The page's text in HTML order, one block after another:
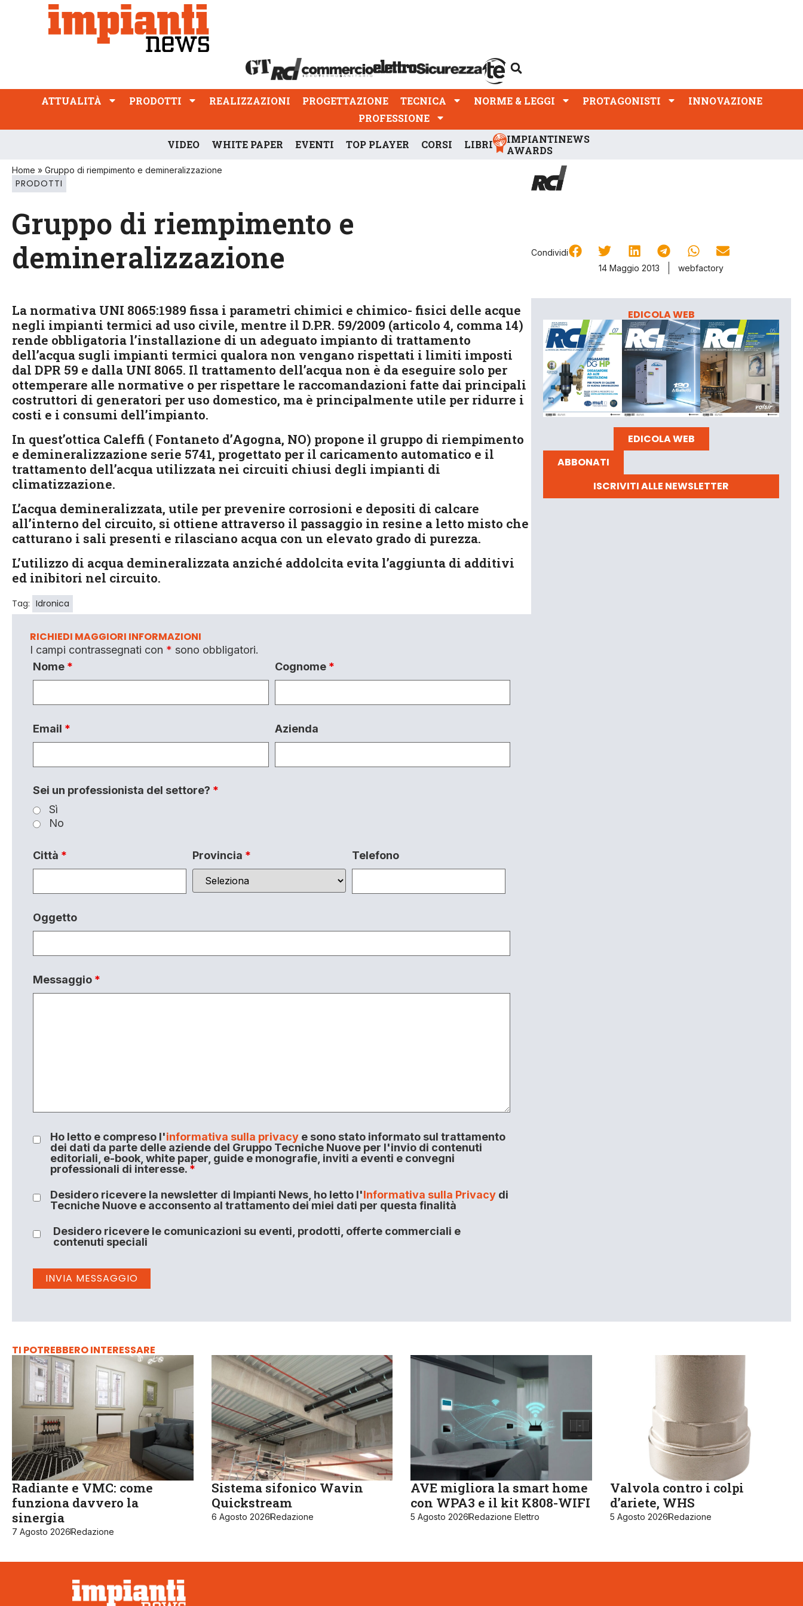
ATTUALITÀ PRODOTTI REALIZZAZIONI
PROFESSIONE
ATTUALITÀ PRODOTTI REALIZZAZIONI PROGETTAZIONE TECNICA NORME & LEGGI PROTAGONISTI
INNOVAZIONE
PROFESSIONE
VIDEO WHITE PAPER EVENTI TOP PLAYER CORSI LIBRI
IMPIANTINEWS
AWARDS
Home » Gruppo di riempimento e demineralizzazione
PRODOTTI
Gruppo di riempimento e
demineralizzazione
Condividi
14 Maggio 2013
webfactory
La normativa UNI 8065:1989 fissa i parametri chimici e chimico- fisici delle acque
negli impianti termici ad uso civile, mentre il D.P.R. 59/2009 (articolo 4, comma 14)
rende obbligatoria l’installazione di un adeguato impianto di trattamento
dell’acqua sugli impianti termici qualora non vengano rispettati i limiti imposti
dal DPR 59 e dalla UNI 8065. Il trattamento dell’acqua non è da eseguire solo per
ottemperare alle normative o per rispettare le raccomandazioni fatte dai principali
costruttori di generatori per uso domestico, ma è principalmente utile per ridurre i
costi e i consumi dell’impianto.
In quest’ottica Caleffi ( Fontaneto d’Agogna, NO) propone il gruppo di riempimento
e demineralizzazione serie 5741, progettato per il caricamento automatico e il
trattamento dell’acqua utilizzata nei circuiti chiusi degli impianti di
climatizzazione.
L’acqua demineralizzata, utile per prevenire corrosioni e depositi di calcare
all’interno del circuito, si ottiene attraverso il passaggio in resine a letto misto che
catturano i sali presenti e rilasciano acqua con un elevato grado di purezza.
L’utilizzo di acqua demineralizzata anziché addolcita evita l’aggiunta di additivi
ed inibitori nel circuito.
Tag: Idronica
RICHIEDI MAGGIORI INFORMAZIONI
I campi contrassegnati con * sono obbligatori.
Nome * Cognome *
Email * Azienda
Sei un professionista del settore? *
Sì
No
Città * Provincia * Telefono
Oggetto
Messaggio *
Ho letto e compreso l'informativa sulla privacye sono stato informato sul trattamento
dei dati da parte delle aziende del Gruppo Tecniche Nuove per l'invio di contenuti
editoriali, e-book, white paper, guide e monografie, inviti a eventi e convegni
professionali di interesse. *
Desidero ricevere la newsletter di Impianti News, ho letto l'Informativa sulla Privacydi
Tecniche Nuove e acconsento al trattamento dei miei dati per questa finalità
Desidero ricevere le comunicazioni su eventi, prodotti, offerte commerciali e
contenuti speciali
EDICOLA WEB
EDICOLA WEB
ABBONATI
ISCRIVITI ALLE NEWSLETTER
TI POTREBBERO INTERESSARE
Radiante e VMC: come
funziona davvero la
sinergia
7 Agosto 2026Redazione
Sistema sifonico Wavin
Quickstream
6 Agosto 2026Redazione
AVE migliora la smart home
con WPA3 e il kit K808-WIFI
5 Agosto 2026Redazione Elettro
Valvola contro i colpi
d’ariete, WHS
5 Agosto 2026Redazione